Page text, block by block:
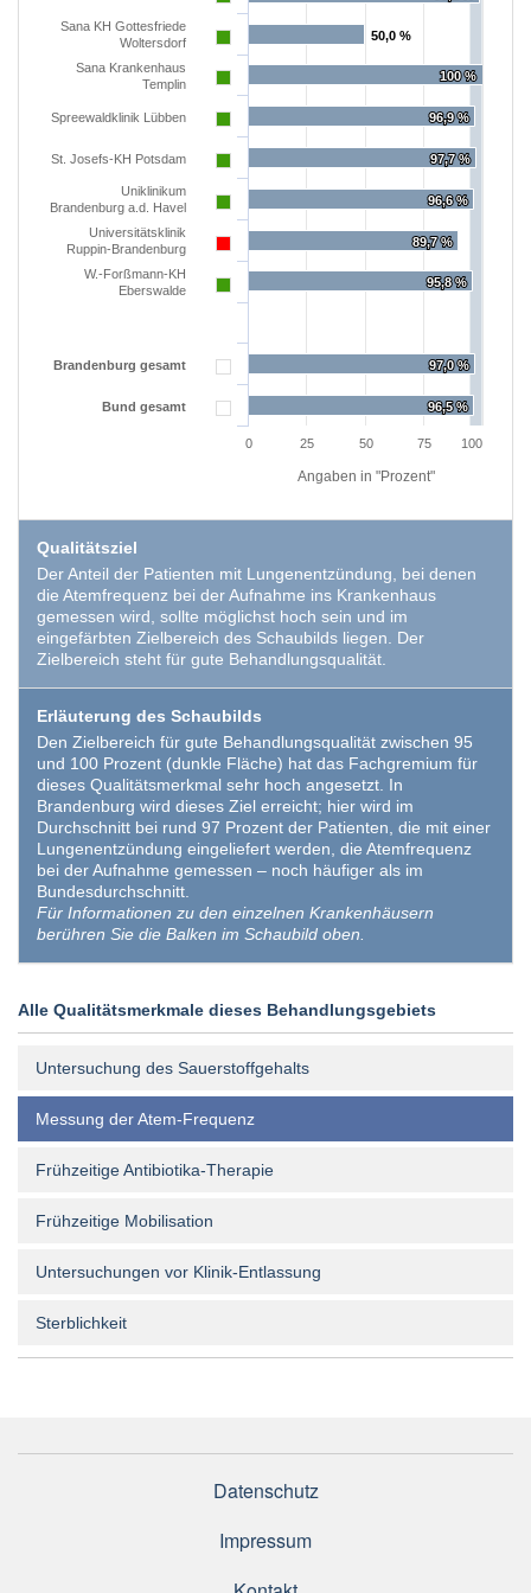
Angaben in "Prozent"
50,0 %
50,0 %
100 %
100 %
96,9 %
96,9 %
97,7 %
97,7 %
96,6 %
96,6 %
89,7 %
89,7 %
95,8 %
95,8 %
97,0 %
97,0 %
96,5 %
96,5 %
Sana KH Gottesfriede
Woltersdorf
Sana Krankenhaus
Templin
Spreewaldklinik Lübben
St. Josefs-KH Potsdam
Uniklinikum
Brandenburg a.d. Havel
Universitätsklinik
Ruppin-Brandenburg
W.-Forßmann-KH
Eberswalde
Brandenburg gesamt
Bund gesamt
0 100
25 50 75
Qualitätsziel
Der Anteil der Patienten mit Lungenentzündung, bei denen
die Atemfrequenz bei der Aufnahme ins Krankenhaus
gemessen wird, sollte möglichst hoch sein und im
eingefärbten Zielbereich des Schaubilds liegen. Der
Zielbereich steht für gute Behandlungsqualität.
Erläuterung des Schaubilds
Den Zielbereich für gute Behandlungsqualität zwischen 95
und 100 Prozent (dunkle Fläche) hat das Fachgremium für
dieses Qualitätsmerkmal sehr hoch angesetzt. In
Brandenburg wird dieses Ziel erreicht; hier wird im
Durchschnitt bei rund 97 Prozent der Patienten, die mit einer
Lungenentzündung eingeliefert werden, die Atemfrequenz
bei der Aufnahme gemessen – noch häufiger als im
Bundesdurchschnitt.
Für Informationen zu den einzelnen Krankenhäusern
berühren Sie die Balken im Schaubild oben.
Alle Qualitätsmerkmale dieses Behandlungsgebiets
Untersuchung des Sauerstoffgehalts
Messung der Atem-Frequenz
Frühzeitige Antibiotika-Therapie
Frühzeitige Mobilisation
Untersuchungen vor Klinik-Entlassung
Sterblichkeit
Datenschutz
Impressum